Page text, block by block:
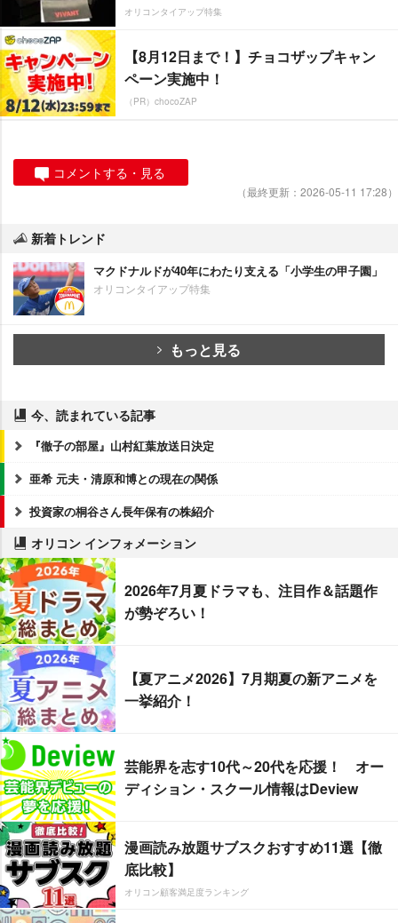
オリコンタイアップ特集
【8月12日まで！】チョコザップキャン
ペーン実施中！
（PR）chocoZAP
コメントする・見る
（最終更新：2026-05-11 17:28）
新着トレンド
マクドナルドが40年にわたり支える「小学生の甲子園」
オリコンタイアップ特集
もっと見る
今、読まれている記事
『徹子の部屋』山村紅葉放送日決定
亜希 元夫・清原和博との現在の関係
投資家の桐谷さん長年保有の株紹介
オリコン インフォメーション
2026年7月夏ドラマも、注目作＆話題作
が勢ぞろい！
【夏アニメ2026】7月期夏の新アニメを
一挙紹介！
芸能界を志す10代～20代を応援！ オー
ディション・スクール情報はDeview
漫画読み放題サブスクおすすめ11選【徹
底比較】
オリコン顧客満足度ランキング